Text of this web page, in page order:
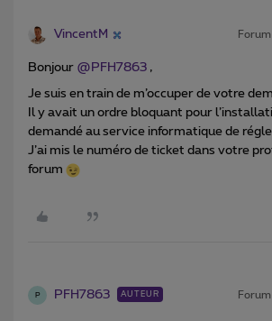
VincentM
Bonjour @PFH7863 ,
Je suis en train de m’occuper de votre
Il y avait un ordre bloquant pour
demandé au service informatique de
J’ai mis le numéro de ticket dans votre
forum
P PFH7863 AUTEUR